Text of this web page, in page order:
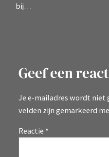
bij…
Geef een
Je e-mailadres wordt niet
velden zijn gemarkeerd
Reactie *